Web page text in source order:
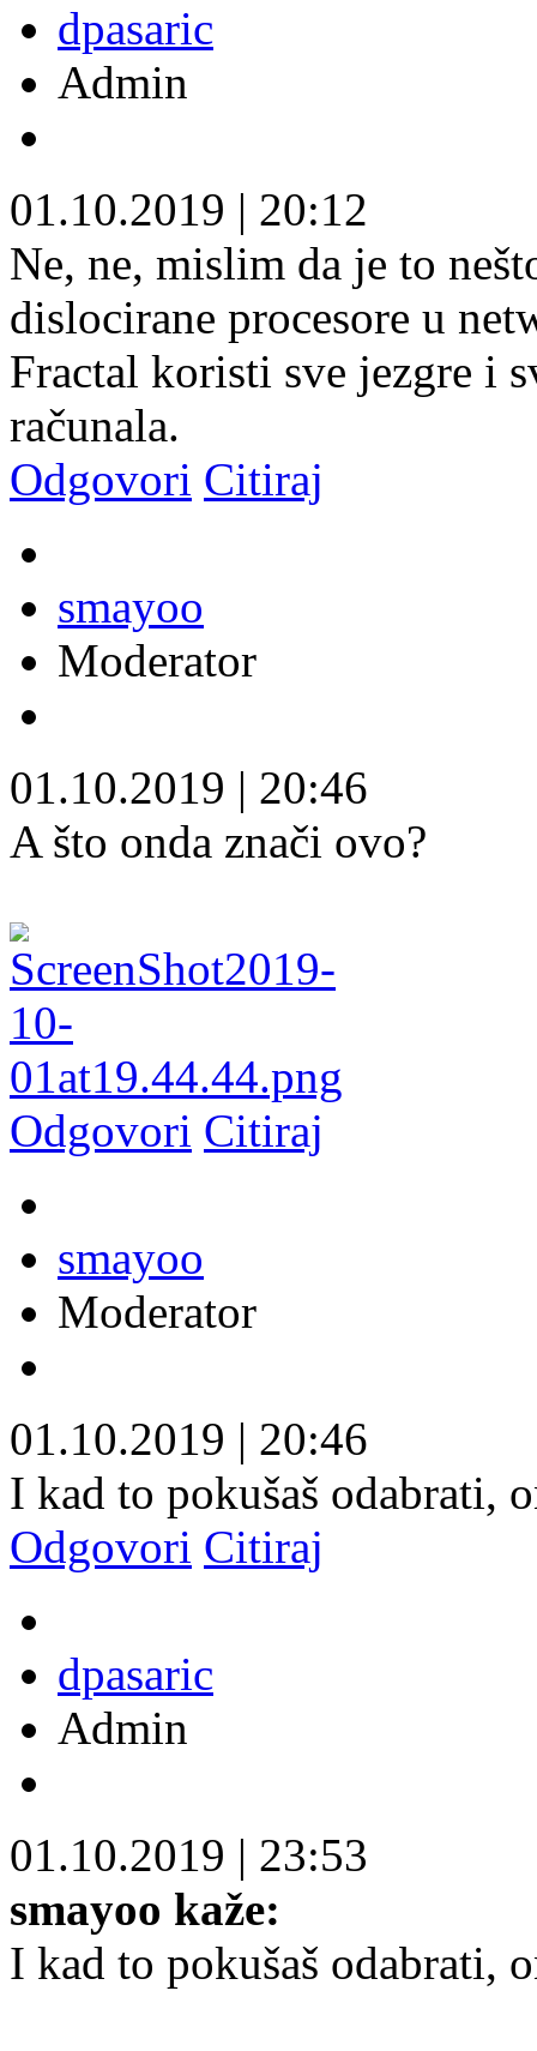
dpasaric
Admin
01.10.2019 | 20:12
Ne, ne, mislim da je to
dislocirane procesore u
Fractal koristi sve jezgre i
računala.
Odgovori Citiraj
smayoo
Moderator
01.10.2019 | 20:46
A što onda znači ovo?
Odgovori Citiraj
smayoo
Moderator
01.10.2019 | 20:46
I kad to pokušaš odabrati,
Odgovori Citiraj
dpasaric
Admin
01.10.2019 | 23:53
smayoo kaže:
I kad to pokušaš odabrati,